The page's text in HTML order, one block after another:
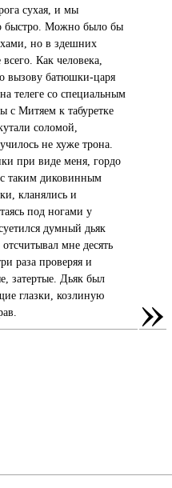
сухая, и мы
быстро. Можно было бы
но в здешних
Как человека,
вызову батюшки-царя
телеге со специальным
с Митяем к табуретке
соломой,
не хуже трона.
при виде меня, гордо
с таким диковинным
кланялись и
под ногами у
думный дьяк
мне десять
раза проверяя и
затертые. Дьяк был
глазки, козлиную
»